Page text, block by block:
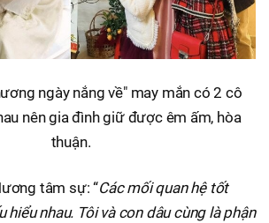
ngày nắng về" may mắn có 2 cô
nên gia đình giữ được êm ấm, hòa
thuận.
tâm sự: “Các mối quan hệ tốt
hiểu nhau. Tôi và con dâu cùng là phận